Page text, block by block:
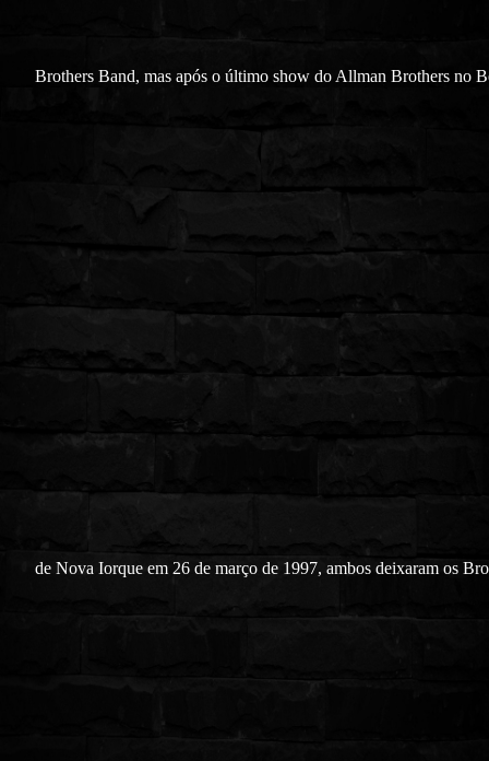
Brothers Band, mas após o último show do Allman Brothers no
de Nova Iorque em 26 de março de 1997, ambos deixaram os